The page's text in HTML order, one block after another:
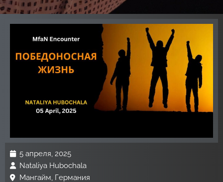
5 апреля, 2025
Nataliya Hubochala
Мангайм, Германия